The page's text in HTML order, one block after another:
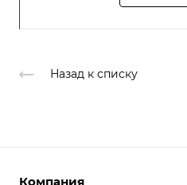
Назад к списку
Компания